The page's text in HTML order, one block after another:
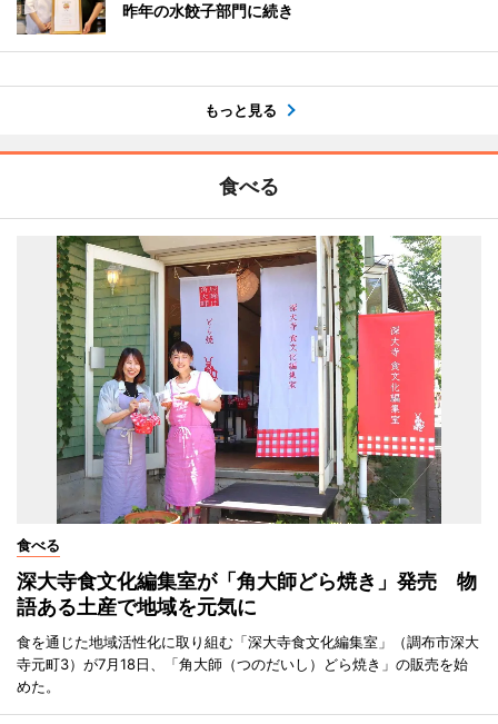
昨年の水餃子部門に続き
もっと見る
食べる
食べる
深大寺食文化編集室が「角大師どら焼き」発売 物
語ある土産で地域を元気に
食を通じた地域活性化に取り組む「深大寺食文化編集室」（調布市深大
寺元町3）が7月18日、「角大師（つのだいし）どら焼き」の販売を始
めた。